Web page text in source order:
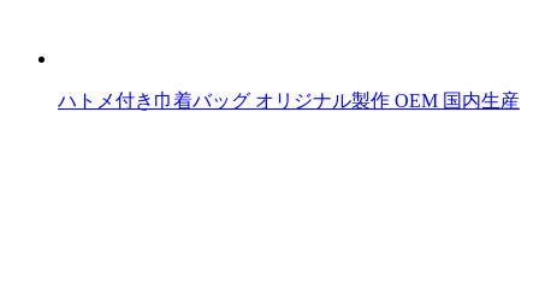
ハトメ付き巾着バッグ オリジナル製作 OEM 国内生産